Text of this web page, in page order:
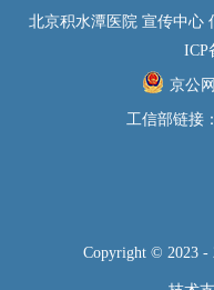
北京积水潭医院 宣传中心
ICP
京公
工信部链接：
Copyright © 2023 -